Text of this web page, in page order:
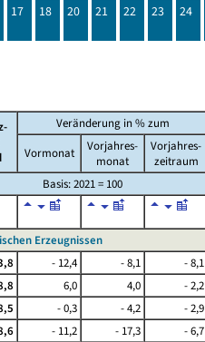
17 18 20 21 22 23 24
Veränderung in % zum
Vormonat
Vorjahres-
monat
Vorjahres-
zeitraum
Basis: 2021 = 100
Erzeugnissen
- 12,4 - 8,1 - 8,1
6,0 4,0 - 2,2
- 0,3 - 4,2 - 2,9
- 11,2 - 17,3 - 6,7